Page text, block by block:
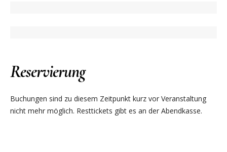
Reservierung
Buchungen sind zu diesem Zeitpunkt kurz vor Veranstaltung
nicht mehr möglich. Resttickets gibt es an der Abendkasse.